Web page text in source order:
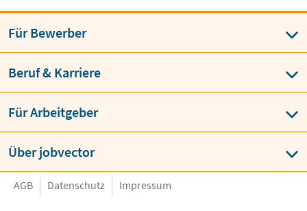
Für Bewerber
Beruf & Karriere
Für Arbeitgeber
Über jobvector
AGB Datenschutz Impressum